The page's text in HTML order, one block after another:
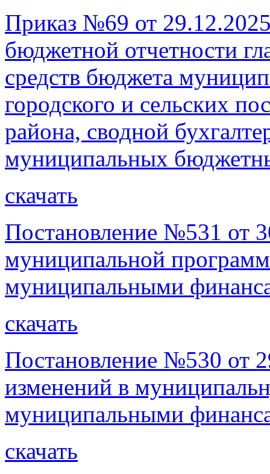
Приказ №69 от
бюджетной отчетности
средств бюджета
городского и сельских
района, сводной
муниципальных
скачать
Постановление №531 от
муниципальной
муниципальными
скачать
Постановление №530 от
изменений в
муниципальными
скачать